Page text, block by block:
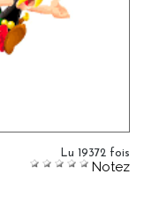
Lu 19372 fois
Notez